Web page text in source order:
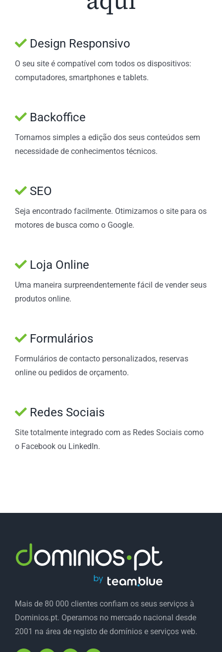
Design Responsivo
O seu site é compatível com todos os dispositivos:
computadores, smartphones e tablets.
Backoffice
Tornamos simples a edição dos seus conteúdos sem
necessidade de conhecimentos técnicos.
SEO
Seja encontrado facilmente. Otimizamos o site para os
motores de busca como o Google.
Loja Online
Uma maneira surpreendentemente fácil de vender seus
produtos online.
Formulários
Formulários de contacto personalizados, reservas
online ou pedidos de orçamento.
Redes Sociais
Site totalmente integrado com as Redes Sociais como
o Facebook ou LinkedIn.
Mais de 80 000 clientes confiam os seus serviços à
Dominios.pt. Operamos no mercado nacional desde
2001 na área de registo de domínios e serviços web.